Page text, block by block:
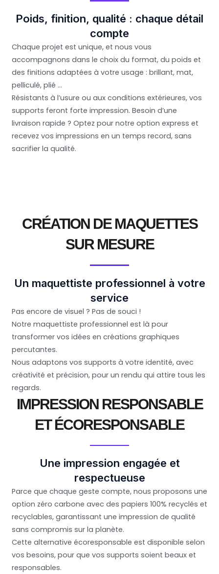
Poids, finition, qualité : chaque détail
compte
Chaque projet est unique, et nous vous
accompagnons dans le choix du format, du poids et
des finitions adaptées à votre usage : brillant, mat,
pelliculé, plié …
Résistants à l’usure ou aux conditions extérieures, vos
supports feront forte impression. Besoin d’une
livraison rapide ? Optez pour notre option express et
recevez vos impressions en un temps record, sans
sacrifier la qualité.
CRÉATION DE MAQUETTES
SUR MESURE
Un maquettiste professionnel à votre
service
Pas encore de visuel ? Pas de souci !
Notre maquettiste professionnel est là pour
transformer vos idées en créations graphiques
percutantes.
Nous adaptons vos supports à votre identité, avec
créativité et précision, pour un rendu qui attire tous les
regards.
IMPRESSION RESPONSABLE
ET ÉCORESPONSABLE
Une impression engagée et
respectueuse
Parce que chaque geste compte, nous proposons une
option zéro carbone avec des papiers 100% recyclés et
recyclables, garantissant une impression de qualité
sans compromis sur la planète.
Cette alternative écoresponsable est disponible selon
vos besoins, pour que vos supports soient beaux et
responsables.